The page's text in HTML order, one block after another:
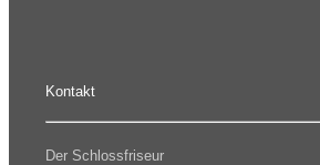
Kontakt
Der Schlossfriseur